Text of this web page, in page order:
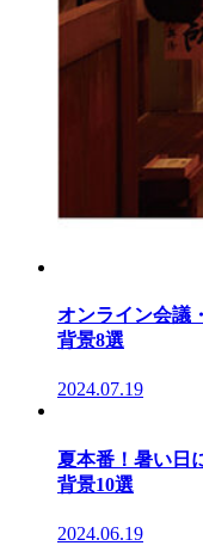
オンライン会議
背景8選
2024.07.19
夏本番！暑い日
背景10選
2024.06.19